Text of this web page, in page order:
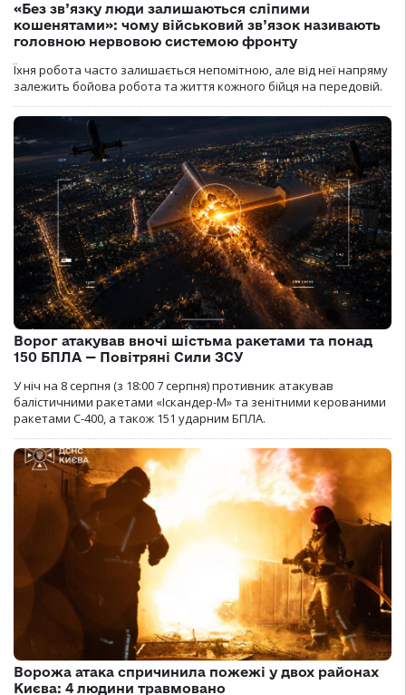
«Без зв’язку люди залишаються сліпими
кошенятами»: чому військовий зв’язок називають
головною нервовою системою фронту
Їхня робота часто залишається непомітною, але від неї напряму
залежить бойова робота та життя кожного бійця на передовій.
Ворог атакував вночі шістьма ракетами та понад
150 БПЛА — Повітряні Сили ЗСУ
У ніч на 8 серпня (з 18:00 7 серпня) противник атакував
балістичними ракетами «Іскандер-М» та зенітними керованими
ракетами С-400, а також 151 ударним БПЛА.
Ворожа атака спричинила пожежі у двох районах
Києва: 4 людини травмовано